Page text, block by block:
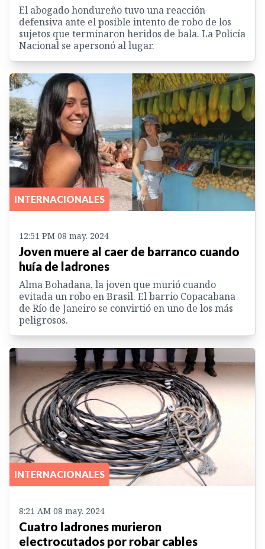
El abogado hondureño tuvo una reacción
defensiva ante el posible intento de robo de los
sujetos que terminaron heridos de bala. La Policía
Nacional se apersonó al lugar.
INTERNACIONALES
12:51 PM 08 may. 2024
Joven muere al caer de barranco cuando
huía de ladrones
Alma Bohadana, la joven que murió cuando
evitada un robo en Brasil. El barrio Copacabana
de Río de Janeiro se convirtió en uno de los más
peligrosos.
INTERNACIONALES
8:21 AM 08 may. 2024
Cuatro ladrones murieron
electrocutados por robar cables